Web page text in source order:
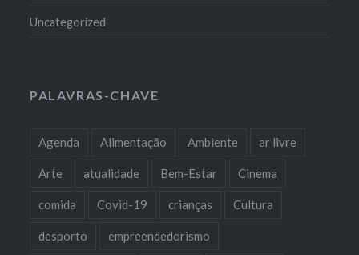
Uncategorized
PALAVRAS-CHAVE
Agenda Alimentação Ambiente ar livre
Arte atualidade Bem-Estar Cinema
comida Covid-19 crianças Cultura
desporto empreendedorismo